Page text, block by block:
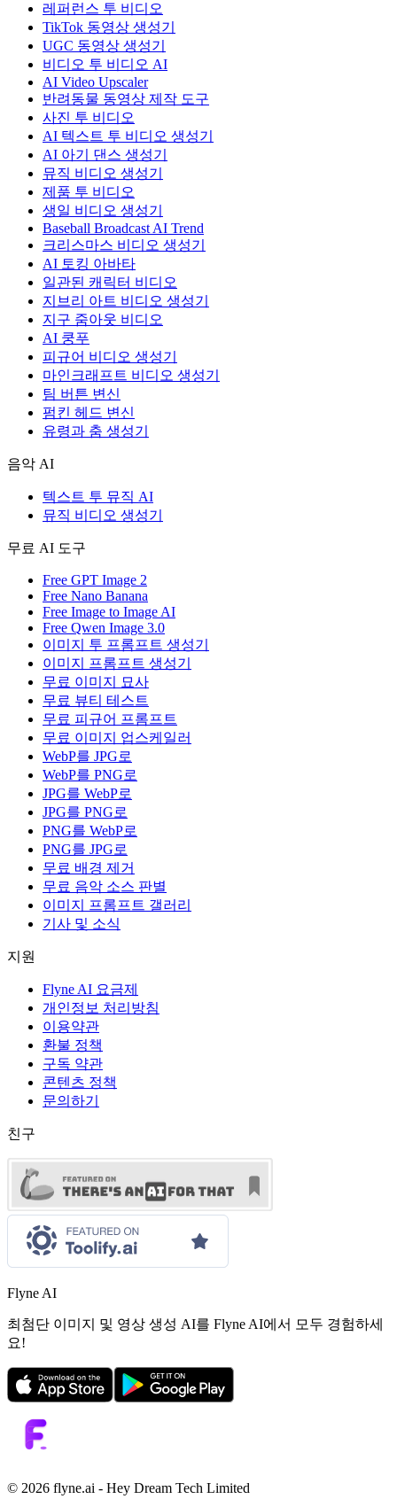
레퍼런스 투 비디오
TikTok 동영상 생성기
UGC 동영상 생성기
비디오 투 비디오 AI
AI Video Upscaler
반려동물 동영상 제작 도구
사진 투 비디오
AI 텍스트 투 비디오 생성기
AI 아기 댄스 생성기
뮤직 비디오 생성기
제품 투 비디오
생일 비디오 생성기
Baseball Broadcast AI Trend
크리스마스 비디오 생성기
AI 토킹 아바타
일관된 캐릭터 비디오
지브리 아트 비디오 생성기
지구 줌아웃 비디오
AI 쿵푸
피규어 비디오 생성기
마인크래프트 비디오 생성기
팀 버튼 변신
펌킨 헤드 변신
유령과 춤 생성기
음악 AI
텍스트 투 뮤직 AI
뮤직 비디오 생성기
무료 AI 도구
Free GPT Image 2
Free Nano Banana
Free Image to Image AI
Free Qwen Image 3.0
이미지 투 프롬프트 생성기
이미지 프롬프트 생성기
무료 이미지 묘사
무료 뷰티 테스트
무료 피규어 프롬프트
무료 이미지 업스케일러
WebP를 JPG로
WebP를 PNG로
JPG를 WebP로
JPG를 PNG로
PNG를 WebP로
PNG를 JPG로
무료 배경 제거
무료 음악 소스 판별
이미지 프롬프트 갤러리
기사 및 소식
지원
Flyne AI 요금제
개인정보 처리방침
이용약관
환불 정책
구독 약관
콘텐츠 정책
문의하기
친구
Flyne AI
최첨단 이미지 및 영상 생성 AI를 Flyne AI에서 모두 경험하세
요!
©️ 2026 flyne.ai - Hey Dream Tech Limited